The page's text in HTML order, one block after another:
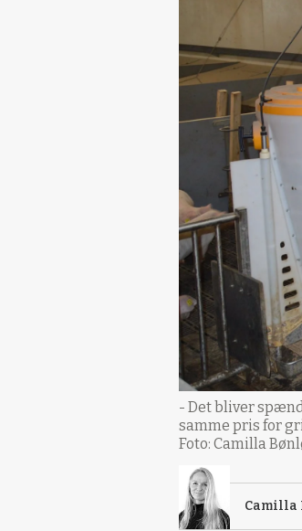
- Det bliver
samme pris for
Foto: Camilla
Camilla